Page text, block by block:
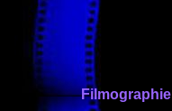
Filmographie